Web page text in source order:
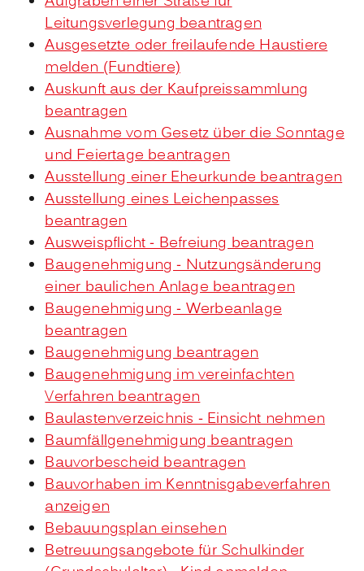
Leitungsverlegung beantragen
Ausgesetzte oder freilaufende Haustiere
melden (Fundtiere)
Auskunft aus der Kaufpreissammlung
beantragen
Ausnahme vom Gesetz über die Sonntage
und Feiertage beantragen
Ausstellung einer Eheurkunde beantragen
Ausstellung eines Leichenpasses
beantragen
Ausweispflicht - Befreiung beantragen
Baugenehmigung - Nutzungsänderung
einer baulichen Anlage beantragen
Baugenehmigung - Werbeanlage
beantragen
Baugenehmigung beantragen
Baugenehmigung im vereinfachten
Verfahren beantragen
Baulastenverzeichnis - Einsicht nehmen
Baumfällgenehmigung beantragen
Bauvorbescheid beantragen
Bauvorhaben im Kenntnisgabeverfahren
anzeigen
Bebauungsplan einsehen
Betreuungsangebote für Schulkinder